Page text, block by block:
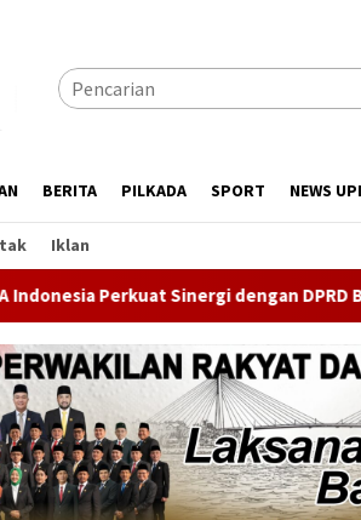
BERITA PILKADA SPORT NEWS
Iklan
DPRD Batam dan Pemko Batam,